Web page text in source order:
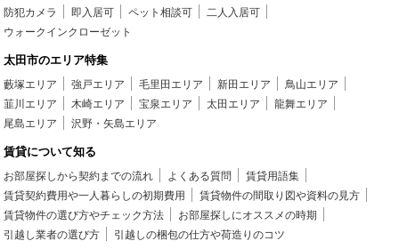
防犯カメラ
即入居可 ペット相談可
二人入居可
ウォークインクローゼット
太田市のエリア特集
藪塚エリア 強戸エリア 毛里田エリア 新田エリア
鳥山エリア
韮川エリア
木崎エリア 宝泉エリア 太田エリア
龍舞エリア
尾島エリア
沢野・矢島エリア
賃貸について知る
お部屋探しから契約までの流れ よくある質問
賃貸用語集
賃貸契約費用や一人暮らしの初期費用
賃貸物件の間取り図や資料の見方
賃貸物件の選び方やチェック方法
お部屋探しにオススメの時期
引越し業者の選び方
引越しの梱包の仕方や荷造りのコツ